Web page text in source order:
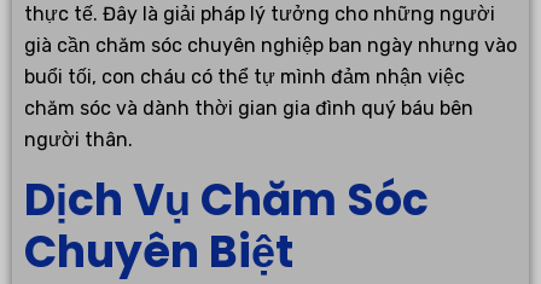
thực tế. Đây là giải pháp lý tưởng cho những người
già cần chăm sóc chuyên nghiệp ban ngày nhưng vào
buổi tối, con cháu có thể tự mình đảm nhận việc
chăm sóc và dành thời gian gia đình quý báu bên
người thân.
Dịch Vụ Chăm Sóc
Chuyên Biệt